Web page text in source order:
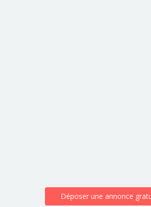
Déposer une annonce